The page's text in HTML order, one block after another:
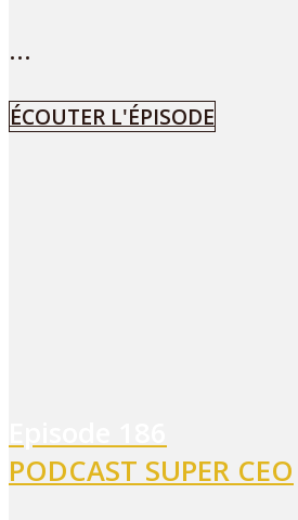
...
ÉCOUTER L'ÉPISODE
PODCAST SUPER CEO